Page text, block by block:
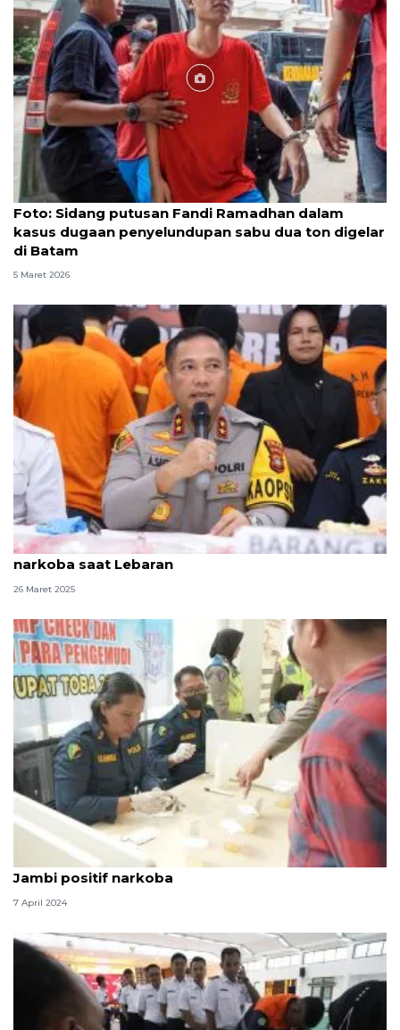
Foto
Foto: Sidang putusan Fandi Ramadhan dalam
kasus dugaan penyelundupan sabu dua ton digelar
di Batam
5 Maret 2026
Polda Kepri tetap siaga waspada peredaran
narkoba saat Lebaran
26 Maret 2025
Polda Sumut temukan sopir bus jurusan Medan-
Jambi positif narkoba
7 April 2024